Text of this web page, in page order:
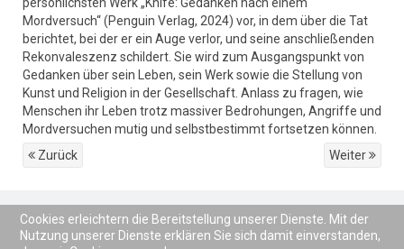
Mordversuch“ (Penguin Verlag, 2024) vor, in dem über die Tat
berichtet, bei der er ein Auge verlor, und seine anschließenden
Rekonvaleszenz schildert. Sie wird zum Ausgangspunkt von
Gedanken über sein Leben, sein Werk sowie die Stellung von
Kunst und Religion in der Gesellschaft. Anlass zu fragen, wie
Menschen ihr Leben trotz massiver Bedrohungen, Angriffe und
Mordversuchen mutig und selbstbestimmt fortsetzen können.
Zurück
Weiter
Startseite Pressestimmen Impressum
Datenschutz
Cookies erleichtern die Bereitstellung unserer Dienste. Mit der
Nutzung unserer Dienste erklären Sie sich damit einverstanden,